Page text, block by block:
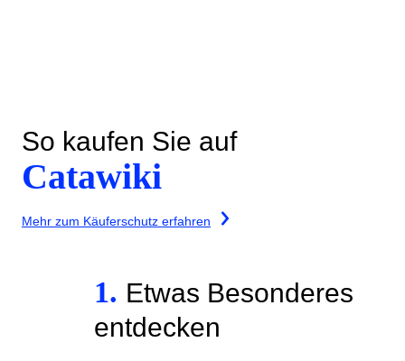
So kaufen Sie auf
Catawiki
Mehr zum Käuferschutz erfahren
1. Etwas Besonderes
entdecken